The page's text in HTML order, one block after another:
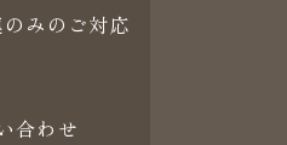
みのご対応
合わせ